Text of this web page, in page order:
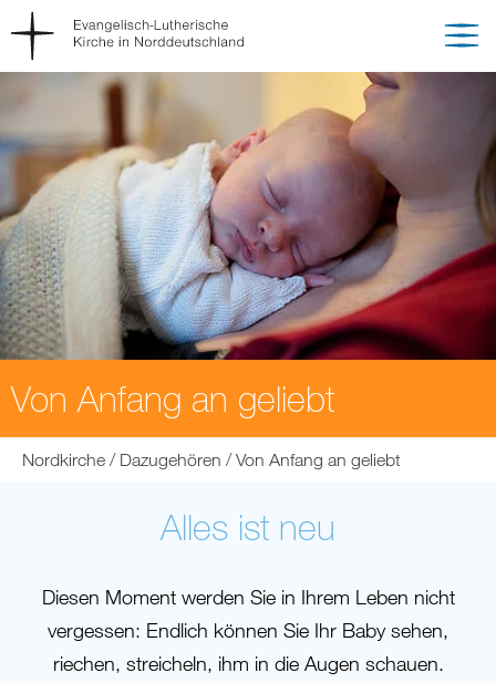
Von Anfang an geliebt
Sie
Nordkirche Dazugehören Von Anfang an geliebt
Alles ist neu
Diesen Moment werden Sie in Ihrem Leben nicht
vergessen: Endlich können Sie Ihr Baby sehen,
riechen, streicheln, ihm in die Augen schauen.